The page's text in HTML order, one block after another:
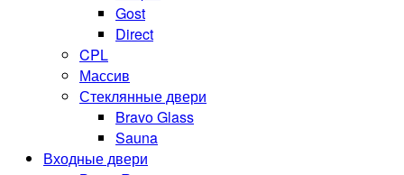
Gost
Direct
CPL
Массив
Стеклянные двери
Bravo Glass
Sauna
Входные двери